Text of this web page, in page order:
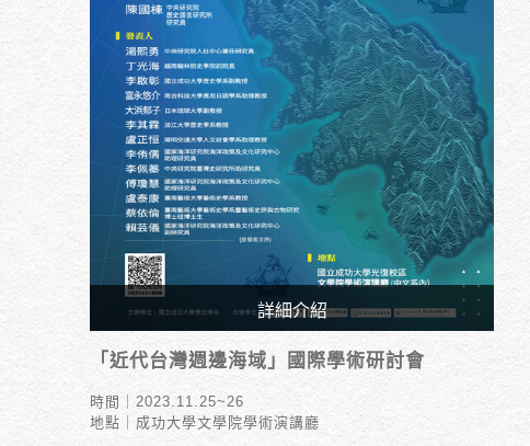
詳細介紹
時間｜2023.11.25~26
地點｜成功大學文學院學術演講廳
「近代台灣週邊海域」國際學術研討會
時間｜2023.11.25~26
地點｜成功大學文學院學術演講廳